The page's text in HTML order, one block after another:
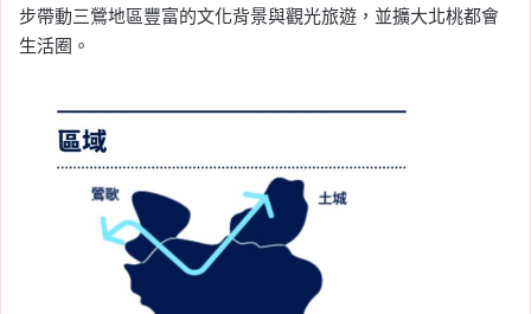
步帶動三鶯地區豐富的文化背景與觀光旅遊，並擴大北桃都會
生活圈。